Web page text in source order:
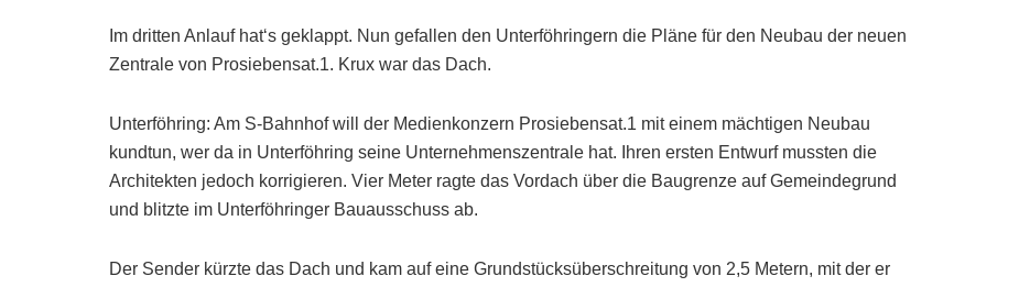
Im dritten Anlauf hat‘s geklappt. Nun gefallen den Unterföhringern die Pläne für den Neubau der neuen
Zentrale von Prosiebensat.1. Krux war das Dach.
Unterföhring: Am S-Bahnhof will der Medienkonzern Prosiebensat.1 mit einem mächtigen Neubau
kundtun, wer da in Unterföhring seine Unternehmenszentrale hat. Ihren ersten Entwurf mussten die
Architekten jedoch korrigieren. Vier Meter ragte das Vordach über die Baugrenze auf Gemeindegrund
und blitzte im Unterföhringer Bauausschuss ab.
Der Sender kürzte das Dach und kam auf eine Grundstücksüberschreitung von 2,5 Metern, mit der er